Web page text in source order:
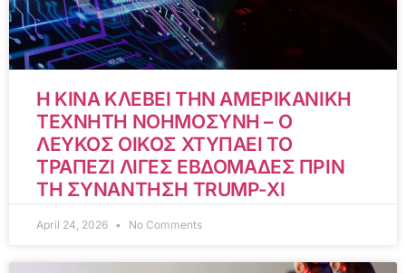
Η ΚΙΝΑ ΚΛΕΒΕΙ ΤΗΝ ΑΜΕΡΙΚΑΝΙΚΗ
ΤΕΧΝΗΤΗ ΝΟΗΜΟΣΥΝΗ – Ο
ΛΕΥΚΟΣ ΟΙΚΟΣ ΧΤΥΠΑΕΙ ΤΟ
ΤΡΑΠΕΖΙ ΛΙΓΕΣ ΕΒΔΟΜΑΔΕΣ ΠΡΙΝ
ΤΗ ΣΥΝΑΝΤΗΣΗ TRUMP-XI
April 24, 2026 No Comments